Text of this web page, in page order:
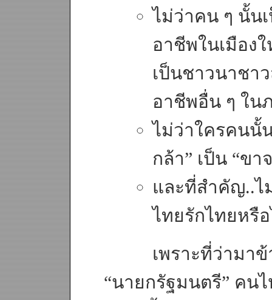
ไม่ว่าคน ๆ นั้น
อาชีพในเมือง
เป็นชาวนาชา
อาชีพอื่น ๆ ใน
ไม่ว่าใครคนนั้
กล้า” เป็น “ขา
และที่สำคัญ..ไ
ไทยรักไทยหรื
เพราะที่ว่ามาข้าง
“นายกรัฐมนตรี” คน